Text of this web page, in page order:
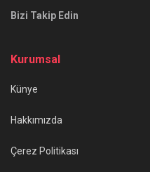
Bizi Takip Edin
Kurumsal
Künye
Hakkımızda
Çerez Politikası